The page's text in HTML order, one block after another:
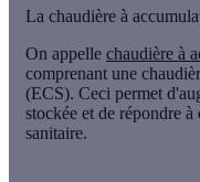
La chaudière à
On appelle chaudière à
comprenant une
(ECS). Ceci permet
stockée et de répondre
sanitaire.